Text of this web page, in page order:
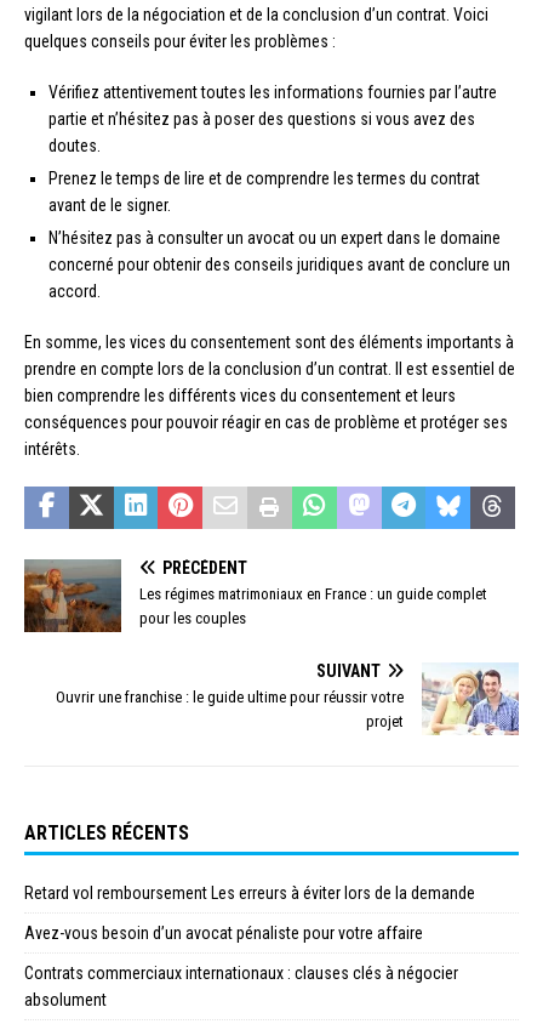
vigilant lors de la négociation et de la conclusion d’un contrat. Voici
quelques conseils pour éviter les problèmes :
Vérifiez attentivement toutes les informations fournies par l’autre
partie et n’hésitez pas à poser des questions si vous avez des
doutes.
Prenez le temps de lire et de comprendre les termes du contrat
avant de le signer.
N’hésitez pas à consulter un avocat ou un expert dans le domaine
concerné pour obtenir des conseils juridiques avant de conclure un
accord.
En somme, les vices du consentement sont des éléments importants à
prendre en compte lors de la conclusion d’un contrat. Il est essentiel de
bien comprendre les différents vices du consentement et leurs
conséquences pour pouvoir réagir en cas de problème et protéger ses
intérêts.
PRÉCÉDENT
Les régimes matrimoniaux en France : un guide complet
pour les couples
SUIVANT
Ouvrir une franchise : le guide ultime pour réussir votre
projet
ARTICLES RÉCENTS
Retard vol remboursement Les erreurs à éviter lors de la demande
Avez-vous besoin d’un avocat pénaliste pour votre affaire
Contrats commerciaux internationaux : clauses clés à négocier
absolument